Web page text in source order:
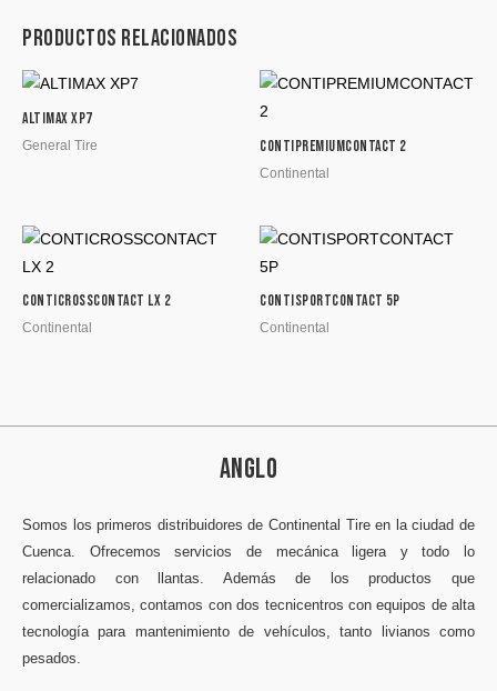
Productos relacionados
ALTIMAX XP7
General Tire CONTIPREMIUMCONTACT 2
Continental
CONTICROSSCONTACT LX 2
Continental
CONTISPORTCONTACT 5P
Continental
ANGLO
Somos los primeros distribuidores de Continental Tire en la ciudad de
Cuenca. Ofrecemos servicios de mecánica ligera y todo lo
relacionado con llantas. Además de los productos que
comercializamos, contamos con dos tecnicentros con equipos de alta
tecnología para mantenimiento de vehículos, tanto livianos como
pesados.